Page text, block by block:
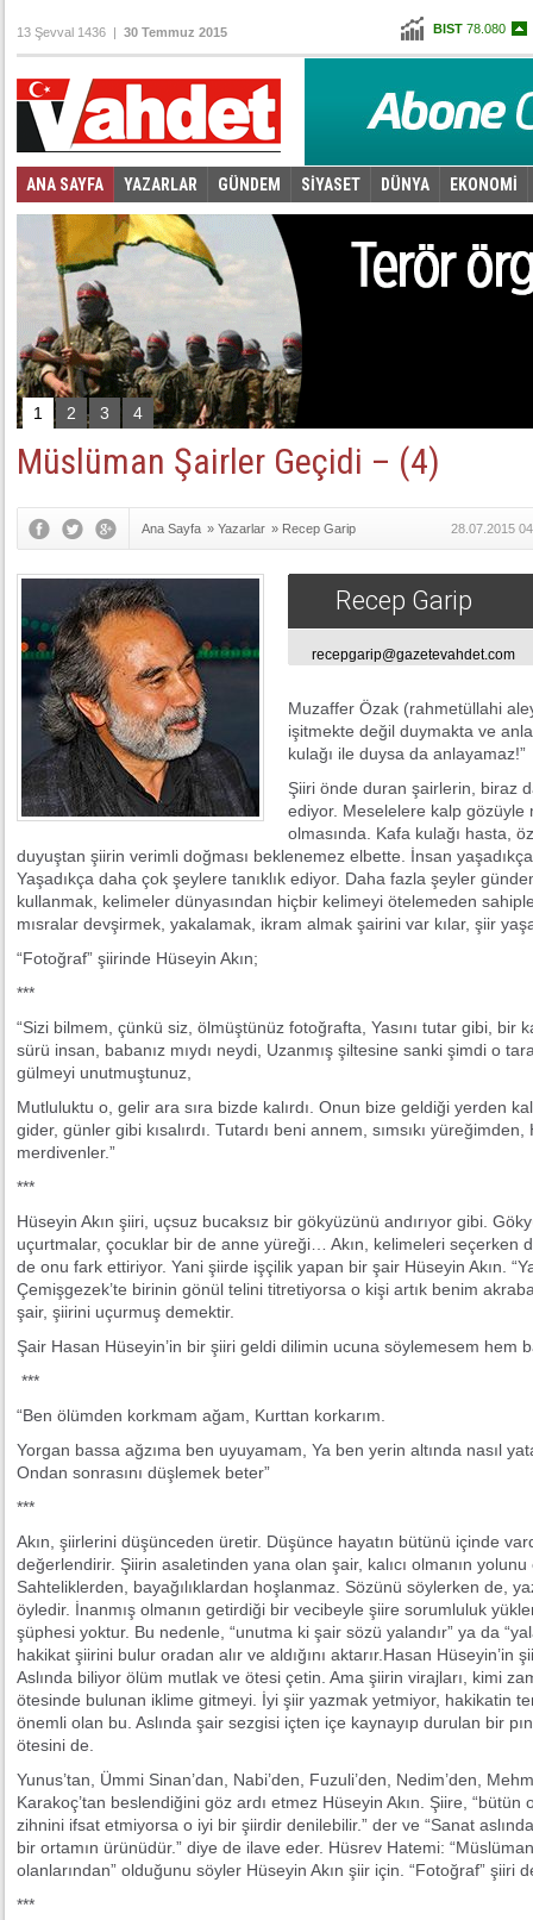
Euro 3,0455
13 Şevval 1436 | 30 Temmuz 2015
ANA SAYFA YAZARLAR GÜNDEM SİYASET DÜNYA EKONOMİ
Foto Galeri | Video Galeri
1 2 3 4
Müslüman Şairler Geçidi – (4)
Ana Sayfa » Yazarlar » Recep Garip 28.07.2015
Recep Garip
recepgarip@gazetevahdet.com
Muzaffer Özak (rahmetüllahi
işitmekte değil duymakta ve
kulağı ile duysa da anlayamaz!”
Şiiri önde duran şairlerin, biraz
ediyor. Meselelere kalp gözüyle
olmasında. Kafa kulağı hasta,
duyuştan şiirin verimli doğması beklenemez elbette. İnsan
Yaşadıkça daha çok şeylere tanıklık ediyor. Daha fazla şeyler
kullanmak, kelimeler dünyasından hiçbir kelimeyi ötelemeden
mısralar devşirmek, yakalamak, ikram almak şairini var kılar, şiir
“Fotoğraf” şiirinde Hüseyin Akın;
***
“Sizi bilmem, çünkü siz, ölmüştünüz fotoğrafta, Yasını tutar gibi, bir
sürü insan, babanız mıydı neydi, Uzanmış şiltesine sanki şimdi o
gülmeyi unutmuştunuz,
Mutluluktu o, gelir ara sıra bizde kalırdı. Onun bize geldiği yerden
gider, günler gibi kısalırdı. Tutardı beni annem, sımsıkı
merdivenler.”
***
Hüseyin Akın şiiri, uçsuz bucaksız bir gökyüzünü andırıyor gibi.
uçurtmalar, çocuklar bir de anne yüreği… Akın, kelimeleri seçerken
de onu fark ettiriyor. Yani şiirde işçilik yapan bir şair Hüseyin Akın.
Çemişgezek’te birinin gönül telini titretiyorsa o kişi artık benim
şair, şiirini uçurmuş demektir.
Şair Hasan Hüseyin’in bir şiiri geldi dilimin ucuna söylemesem hem
***
“Ben ölümden korkmam ağam, Kurttan korkarım.
Yorgan bassa ağzıma ben uyuyamam, Ya ben yerin altında nasıl
Ondan sonrasını düşlemek beter”
***
Akın, şiirlerini düşünceden üretir. Düşünce hayatın bütünü içinde
değerlendirir. Şiirin asaletinden yana olan şair, kalıcı olmanın
Sahteliklerden, bayağılıklardan hoşlanmaz. Sözünü söylerken de,
öyledir. İnanmış olmanın getirdiği bir vecibeyle şiire sorumluluk
şüphesi yoktur. Bu nedenle, “unutma ki şair sözü yalandır” ya da
hakikat şiirini bulur oradan alır ve aldığını aktarır.Hasan Hüseyin’in
Aslında biliyor ölüm mutlak ve ötesi çetin. Ama şiirin virajları, kimi
ötesinde bulunan iklime gitmeyi. İyi şiir yazmak yetmiyor, hakikatin
önemli olan bu. Aslında şair sezgisi içten içe kaynayıp durulan bir
ötesini de.
Yunus’tan, Ümmi Sinan’dan, Nabi’den, Fuzuli’den, Nedim’den,
Karakoç’tan beslendiğini göz ardı etmez Hüseyin Akın. Şiire, “bütün
zihnini ifsat etmiyorsa o iyi bir şiirdir denilebilir.” der ve “Sanat
bir ortamın ürünüdür.” diye de ilave eder. Hüsrev Hatemi:
olanlarından” olduğunu söyler Hüseyin Akın şiir için. “Fotoğraf” şiiri
***
Takip et: